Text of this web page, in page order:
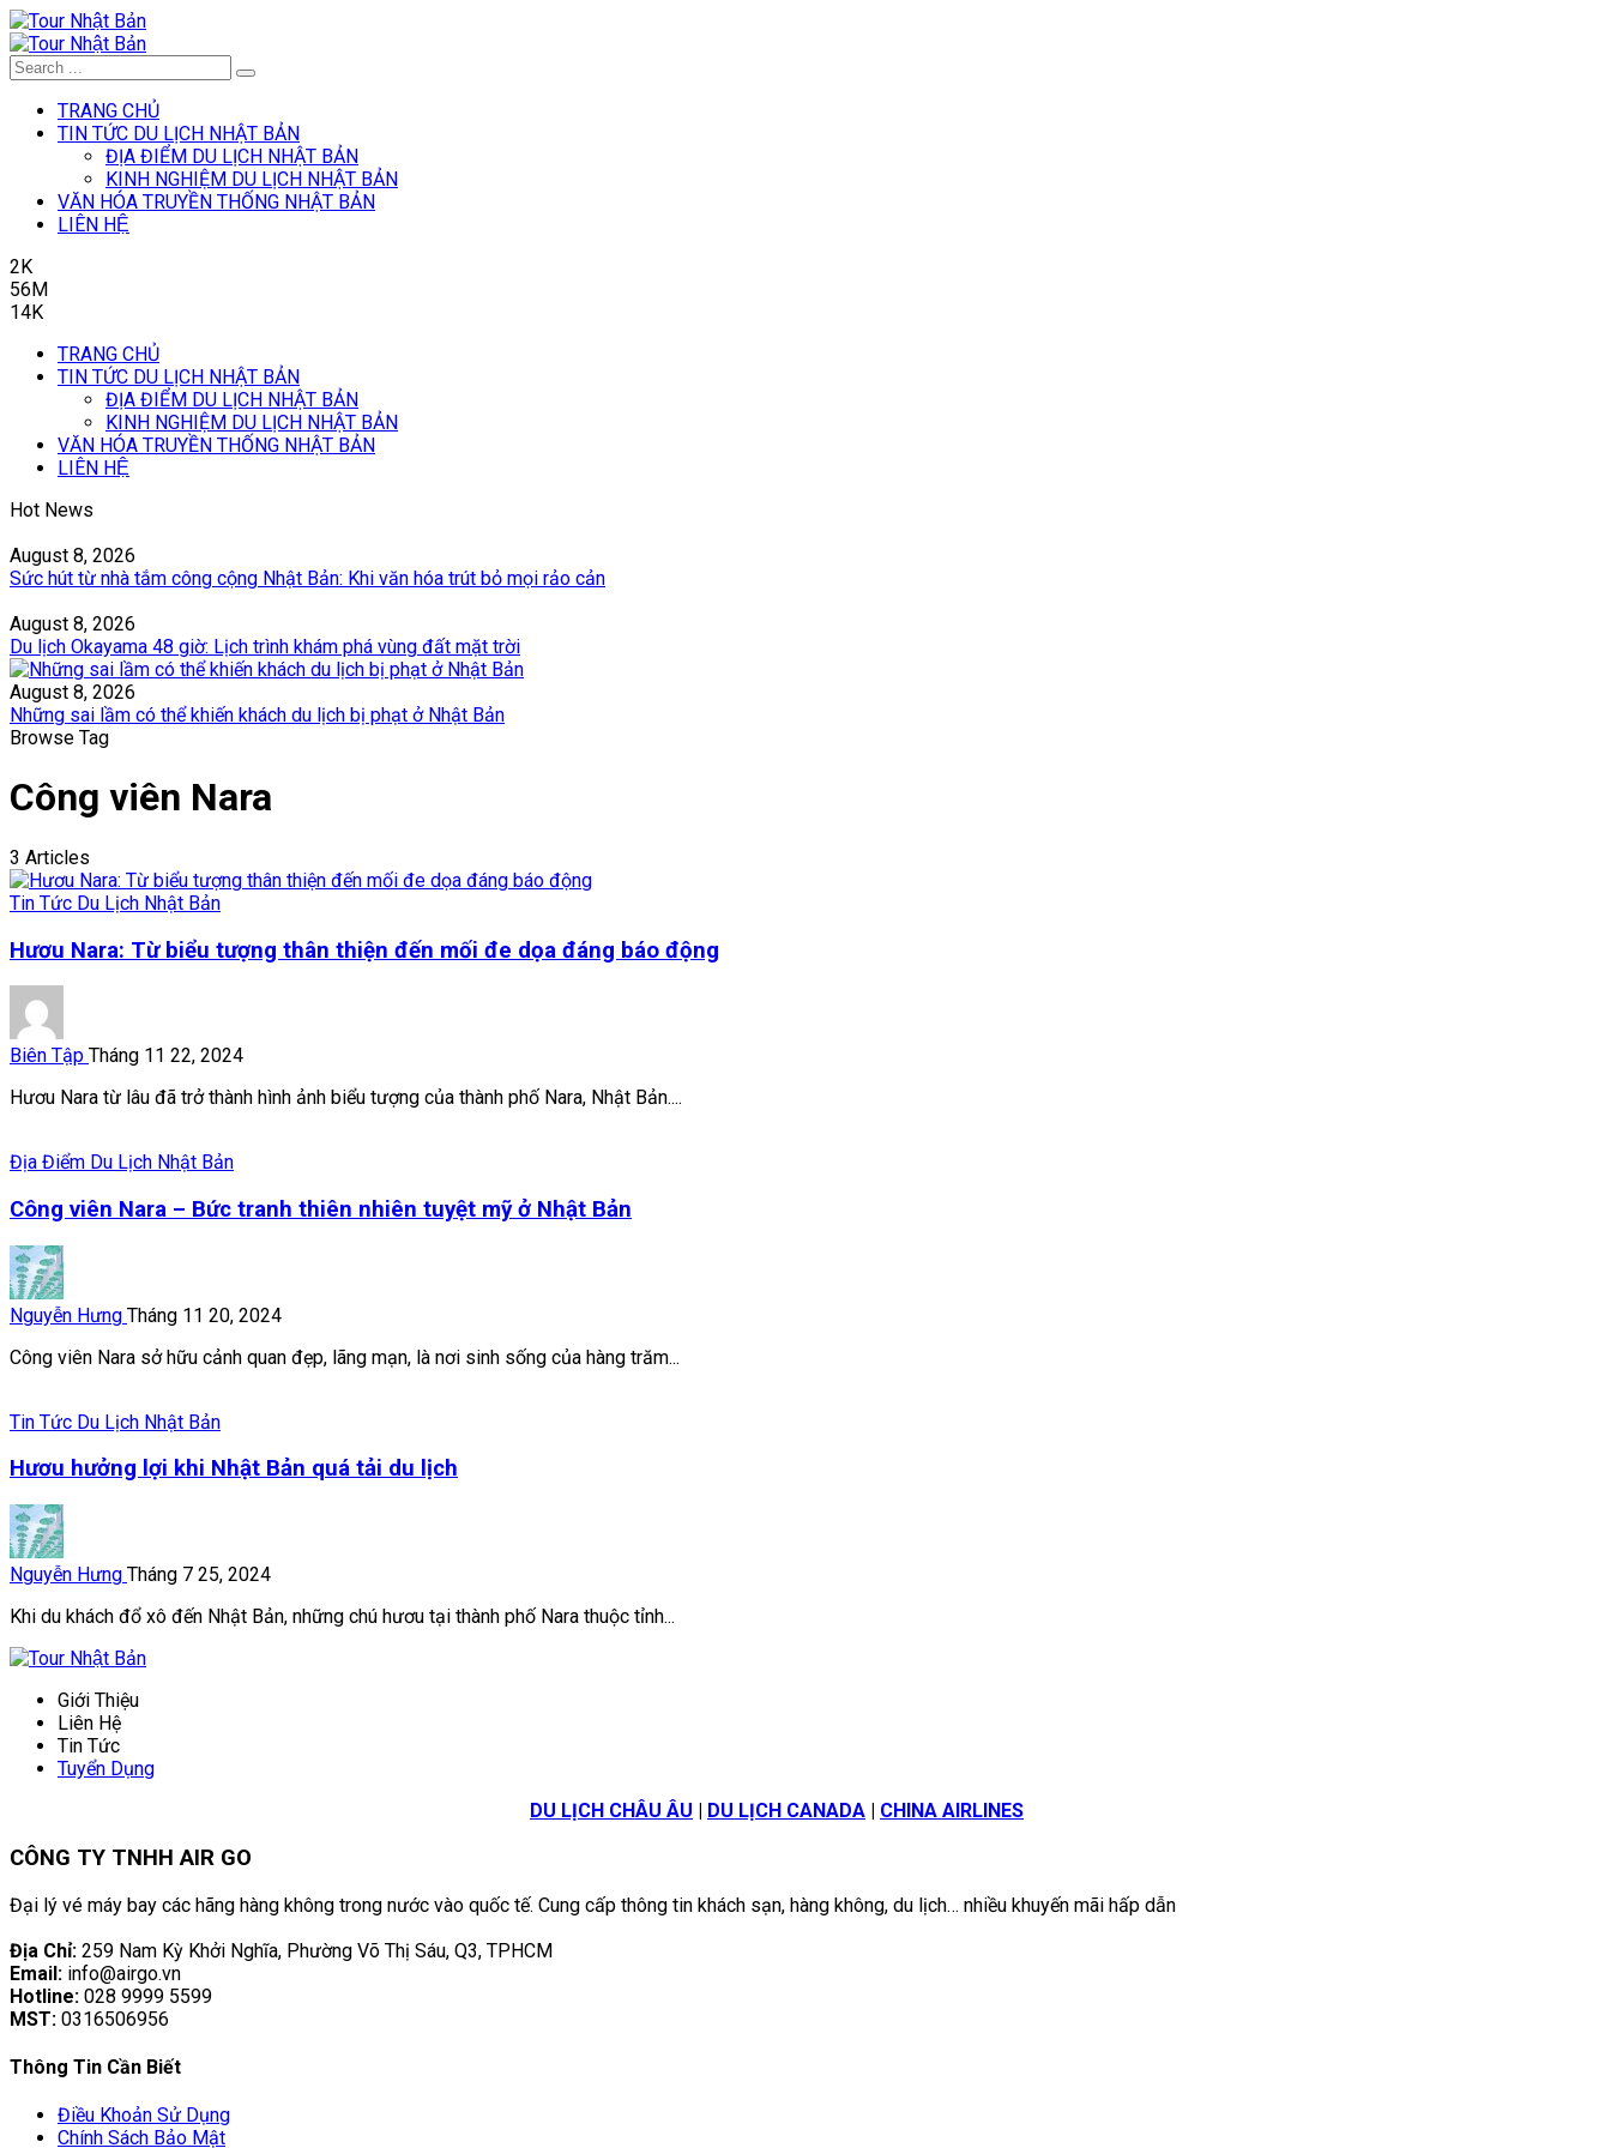
TRANG CHỦ
TIN TỨC DU LỊCH NHẬT BẢN
ĐỊA ĐIỂM DU LỊCH NHẬT BẢN
KINH NGHIỆM DU LỊCH NHẬT BẢN
VĂN HÓA TRUYỀN THỐNG NHẬT BẢN
LIÊN HỆ
2K
56M
14K
TRANG CHỦ
TIN TỨC DU LỊCH NHẬT BẢN
ĐỊA ĐIỂM DU LỊCH NHẬT BẢN
KINH NGHIỆM DU LỊCH NHẬT BẢN
VĂN HÓA TRUYỀN THỐNG NHẬT BẢN
LIÊN HỆ
Hot News
August 8, 2026
Sức hút từ nhà tắm công cộng Nhật Bản: Khi văn hóa trút bỏ mọi rảo cản
August 8, 2026
Du lịch Okayama 48 giờ: Lịch trình khám phá vùng đất mặt trời
August 8, 2026
Những sai lầm có thể khiến khách du lịch bị phạt ở Nhật Bản
Browse Tag
Công viên Nara
3 Articles
Tin Tức Du Lịch Nhật Bản
Hươu Nara: Từ biểu tượng thân thiện đến mối đe dọa đáng báo động
Biên Tập Tháng 11 22, 2024
Hươu Nara từ lâu đã trở thành hình ảnh biểu tượng của thành phố Nara, Nhật Bản....
Địa Điểm Du Lịch Nhật Bản
Công viên Nara – Bức tranh thiên nhiên tuyệt mỹ ở Nhật Bản
Nguyễn Hưng Tháng 11 20, 2024
Công viên Nara sở hữu cảnh quan đẹp, lãng mạn, là nơi sinh sống của hàng trăm...
Tin Tức Du Lịch Nhật Bản
Hươu hưởng lợi khi Nhật Bản quá tải du lịch
Nguyễn Hưng Tháng 7 25, 2024
Khi du khách đổ xô đến Nhật Bản, những chú hươu tại thành phố Nara thuộc tỉnh...
Giới Thiệu
Liên Hệ
Tin Tức
Tuyển Dụng
DU LỊCH CHÂU ÂU
DU LỊCH CANADA CHINA AIRLINES
CÔNG TY TNHH AIR GO
Đại lý vé máy bay các hãng hàng không trong nước vào quốc tế. Cung cấp thông tin khách sạn, hàng không, du lịch… nhiều khuyến mãi hấp dẫn
Địa Chỉ: 259 Nam Kỳ Khởi Nghĩa, Phường Võ Thị Sáu, Q3, TPHCM
Email: info@airgo.vn
Hotline: 028 9999 5599
MST: 0316506956
Thông Tin Cần Biết
Điều Khoản Sử Dụng
Chính Sách Bảo Mật